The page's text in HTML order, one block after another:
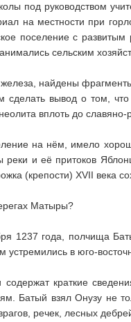
под руководством
на местности при
поселение с
сельским
найдены
сделать вывод о том,
вплоть до
на нём, имело
реки и её притоков
(крепости) XVII века
Матыры?
1237 года, полчища
устремились в юго-
краткие
Батый взял Онузу не
речек, лесных